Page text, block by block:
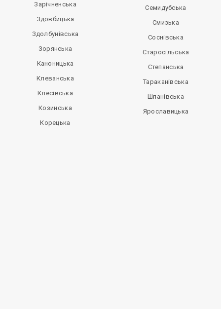
Зарічненська
Здовбицька
Здолбунівська
Зорянська
Каноницька
Клеванська
Клесівська
Козинська
Корецька
Семидубська
Смизька
Соснівська
Старосільська
Степанська
Тараканівська
Шпанівська
Ярославицька